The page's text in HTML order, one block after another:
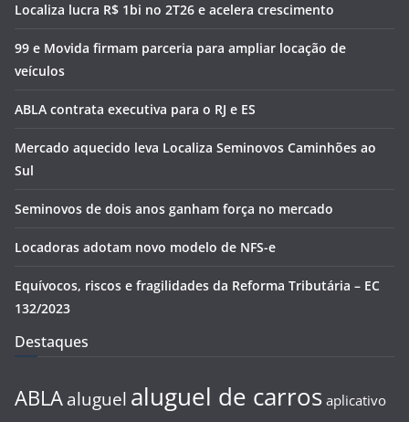
Localiza lucra R$ 1bi no 2T26 e acelera crescimento
99 e Movida firmam parceria para ampliar locação de
veículos
ABLA contrata executiva para o RJ e ES
Mercado aquecido leva Localiza Seminovos Caminhões ao
Sul
Seminovos de dois anos ganham força no mercado
Locadoras adotam novo modelo de NFS-e
Equívocos, riscos e fragilidades da Reforma Tributária – EC
132/2023
Destaques
ABLA aluguel aluguel de carros aplicativo